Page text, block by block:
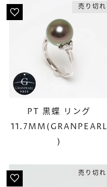
売り切れ
PT 黒蝶 リング
11.7MM(GRANPEARL
)
売り切れ